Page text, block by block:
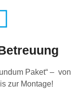
Paket“ – von
zur Montage!